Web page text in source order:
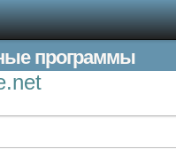
программы